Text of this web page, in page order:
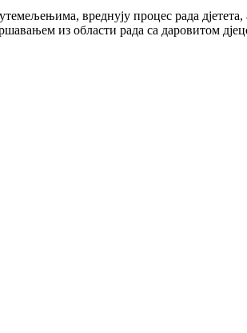
вреднују процес рада
из области рада са даровитом